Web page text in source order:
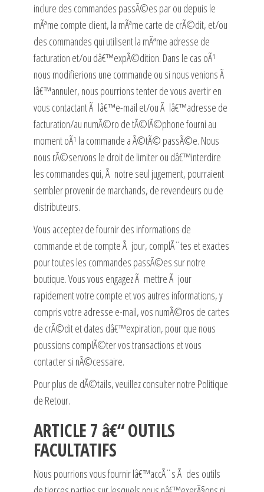
inclure des commandes passÃ©es par ou depuis le
mÃªme compte client, la mÃªme carte de crÃ©dit, et/ou
des commandes qui utilisent la mÃªme adresse de
facturation et/ou dâ€™expÃ©dition. Dans le cas oÃ¹
nous modifierions une commande ou si nous venions Ã
lâ€™annuler, nous pourrions tenter de vous avertir en
vous contactant Ã lâ€™e-mail et/ou Ã lâ€™adresse de
facturation/au numÃ©ro de tÃ©lÃ©phone fourni au
moment oÃ¹ la commande a Ã©tÃ© passÃ©e. Nous
nous rÃ©servons le droit de limiter ou dâ€™interdire
les commandes qui, Ã notre seul jugement, pourraient
sembler provenir de marchands, de revendeurs ou de
distributeurs.
Vous acceptez de fournir des informations de
commande et de compte Ã jour, complÃ¨tes et exactes
pour toutes les commandes passÃ©es sur notre
boutique. Vous vous engagez Ã mettre Ã jour
rapidement votre compte et vos autres informations, y
compris votre adresse e-mail, vos numÃ©ros de cartes
de crÃ©dit et dates dâ€™expiration, pour que nous
poussions complÃ©ter vos transactions et vous
contacter si nÃ©cessaire.
Pour plus de dÃ©tails, veuillez consulter notre Politique
de Retour.
ARTICLE 7 â€“ OUTILS
FACULTATIFS
Nous pourrions vous fournir lâ€™accÃ¨s Ã des outils